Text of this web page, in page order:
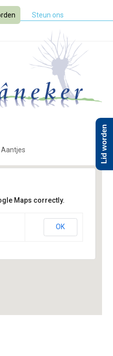
Steun ons
Maps correctly.
OK
Lid worden